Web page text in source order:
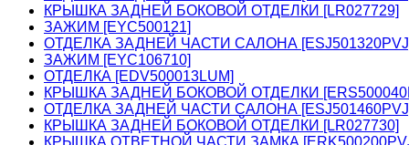
КРЫШКА ЗАДНЕЙ БОКОВОЙ ОТДЕЛКИ [LR027729]
ЗАЖИМ [EYC500121]
ОТДЕЛКА ЗАДНЕЙ ЧАСТИ САЛОНА
ЗАЖИМ [EYC106710]
ОТДЕЛКА [EDV500013LUM]
КРЫШКА ЗАДНЕЙ БОКОВОЙ ОТДЕЛКИ
ОТДЕЛКА ЗАДНЕЙ ЧАСТИ САЛОНА
КРЫШКА ЗАДНЕЙ БОКОВОЙ ОТДЕЛКИ [LR027730]
КРЫШКА ОТВЕТНОЙ ЧАСТИ ЗАМКА